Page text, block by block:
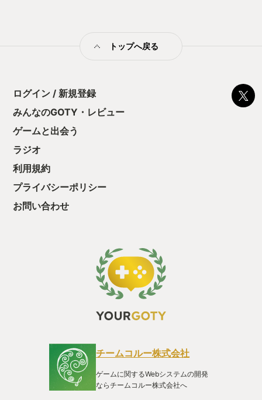
トップへ戻る
ログイン / 新規登録
みんなのGOTY・レビュー
ゲームと出会う
ラジオ
利用規約
プライバシーポリシー
お問い合わせ
チームコルー株式会社
ゲームに関するWebシステムの開発
ならチームコルー株式会社へ